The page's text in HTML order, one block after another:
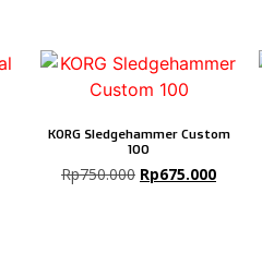
KORG Sledgehammer Custom
100
Rp750.000 Rp675.000